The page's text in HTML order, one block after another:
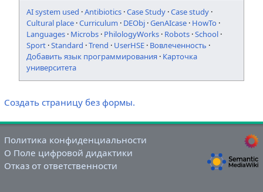
AI system used ·Antibiotics ·Case Study ·Case study ·
Cultural place ·Curriculum · DEObj ·GenAIcase · HowTo ·
Languages · Microbs · PhilologyWorks · Robots ·School ·
Sport ·Standard ·Trend · UserHSE · Вовлеченность ·
Добавить язык программирования · Карточка
университета
Создать страницу без формы.
Политика конфиденциальности
О Поле цифровой дидактики
Отказ от ответственности